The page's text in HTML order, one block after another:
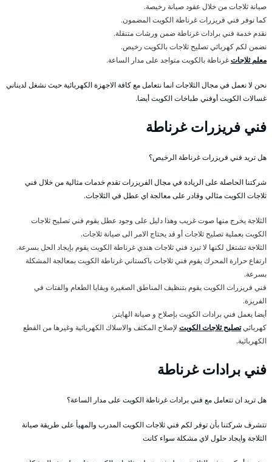
صيانة ثلاجات من خلال عقود صيانة رخيصة.
كما نوفر فني فريزرات غرناطة الكويت المضمون.
نقدم خدمة فني برادات غرناطة ضمن ورشات متنقلة.
نضمن لكم كهربائي تصليح ثلاجات بالكويت رخيص.
معلم ثلاجاتغرناطة بالكويت متواجد على مدار الساعة.
نحن لا نعمل في مجال الثلاجات انما نتعامل مع كافة الاجهزة الكهربائية حيث نشغل لديناني
غسالات الكويت أوفني طباخات الكويت أيضا.
فني فريزرات غرناطة
هل تريد فني فريزرات غرناطة الرخيص؟
شركتنا الحاصلة على الريادة في مجال الفريزرات تقدم خدمات مثالية من خلال فني
ثلاجات الكويت مثالي وقادر على معالجة اي عطل في الثلاجات.
الثلاجة يخرج منها صوت غريب وهذا دليل على وجود عطل يقوم فني تصليح ثلاجات
الكويت بعملية تصليح ثلاجات أو قد يحتاج الامر الى صيانة ثلاجات.
الثلاجة تشتغل لكنها لا تبرد فني ثلاجات هندي غرناطة الكويت يقوم بإيجاد الحل بسرعة.
ارتفاع حرارة المحرك يقوم فني ثلاجات باكستاني غرناطة الكويت بمعالجة المشكلة
بسرعة.
فني فريزرات الكويت يقوم بتنظيف المناطق الصغيرة وبقايا الطعام والفتات في
الفريزة.
أيضا يعمل فني برادات الكويت بإصلاح و صيانة الهايتر.
كهربائيتصليح ثلاجات الكويت لإصلاح المكثف والاسلاك الكهربائية وغيرها من القطع
الكهربائية.
فني برادات غرناطة
هل تريد ان تتعامل مع فني برادات غرناطة الكويت على مدار الساعة؟
تتشرف شركتنا بأن توفر لكم فني ثلاجات الكويت المدرب والمهيأ على طريقة صيانة
الثلاجة وايجاد حلول لاي مشكلة سواء كانت